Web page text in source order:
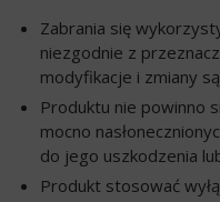
Zabrania się
niezgodnie z
modyfikacje i zmiany
Produktu nie powinno
mocno
do jego uszkodzenia
Produkt stosować